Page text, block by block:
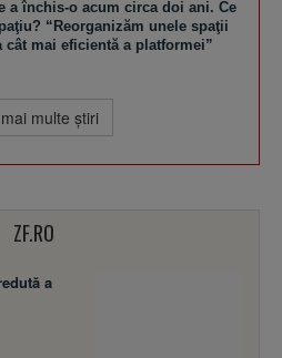
a închis-o acum circa doi ani. Ce
“Reorganizăm unele spaţii
mai eficientă a platformei”
multe ştiri
ZF.RO
a